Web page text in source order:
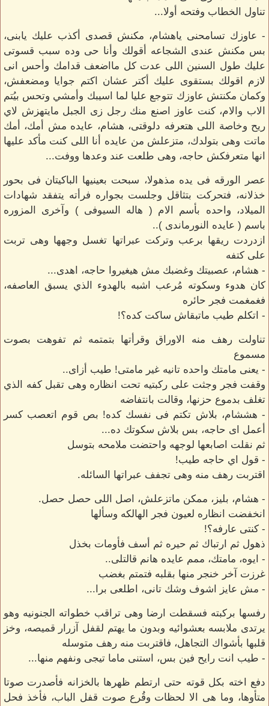
تناول الخطاب وفتحه أولا...
- عاوزك تسامحنى ياهشام، مكنش قصدى أكذب عليك يابنى،
بس مكنش عندى الشجاعه أقولك وأنا حى وده سبب قسوتى
عليك طول السنين اللى عدت كل مااضعف قدامك وأحس انى
لازم اقولك بستقوى عليك أكتر عشان اكتم جوايا ومضعفش،
وكمان مكنتش عاوزك تتوجع عليا لما اسيبك وأمشي وتحس بيُتم
الاب والام، كنت عاوز اصنع منك رجل زى الجبل مايتهزش لاي
ريح وخاصة اللى هتعرفه دلوقتى، هشام، عايده مش أمك، أمك
ماتت وهى بتولدك، متزعلش من عايده أنا اللى كنت مأكد عليها
انها متعرفكش حاجه، وهى طلعت عند وعدها ووفت...
عصر الورقه فى يده مذهولا، سبحت بعينيها الباكيتان فى بحور
خذلانه، فتحركت بتثاقل وجلست بجواره فرأته يتفقد شهادات
الميلاد، واحده بأسم الام ( هاله السيوفى ) وآخرى المزوره
باسم ( عايده النورماندى )..
ازدردت ريقها برعب وتركت عبراتها تغسل وجهها وهى تربت
على كتفه
- هشام، عصبيتك وغضبك مش هيغيروا حاجه، اهدى...
كان هدوء وسكوته مُرعب اشبه بالهدوء الذي يسبق العاصفه،
فغمغمت فجر حائره
- اتكلم طيب ماتبقاش ساكت كده؟!
تناولت رهف منه الاوراق وقرأتها بتمتمه ثم تفوهت بصوت
مسموع
- يعنى مامتك واحده تانيه غير مامتى! طيب أزاى..
وقفت فجر وجثت على ركبتيه تحت انظاره وهى تقبل كفه الذي
تغلف بدموع حزنها، وقالت بانتفاضه
- هششام، بلاش تكتم فى نفسك كده! بص قوم اتعصب كسر
أعمل اى حاجه، بس بلاش سكوتك ده...
ثم نقلت اصابعها لوجهه واحتضت ملامحه بتوسل
- قول اي حاجه طيب!
اقتربت رهف منه وهى تجفف عبراتها السائله.
- هشام، بليز، ممكن ماتزعلش، اصل اللى حصل حصل.
انخفضت انظاره لعيون فجر الهالكه وسألها
- كنتى عارفه؟!
ذهول ثم ارتباك ثم حيره ثم أسف فأومات بخذل
- ايوه، مامتك، ممم عايده هانم قالتلى..
غرزت آخر خنجر منها بقلبه فتمتم بغضب
- مش عايز اشوف وشك تانى، اطلعى برا...
رفسها بركبته فسقطت ارضا وهى تراقب خطواته الجنونيه وهو
يرتدى ملابسه بعشوائيه وبدون ما يهتم لقفل آزرار قميصه، وخز
قلبها بأشواك التجاهل، فاقتربت منه رهف متوسله
- طيب انت رايح فين بس، استنى ماما تيجى ونفهم منها...
دفع اخته بكل قوته حتى ارتطم ظهرها بالخزانه فأصدرت صوتا
متأوها، وما هى الا لحظات وقُرع صوت قفل الباب، فأخذ فحل